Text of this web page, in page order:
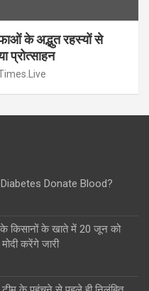
के अद्भुत रहस्यों से
प्रोत्साहन
Donate Blood?
किसानों के खाते में 20 जून को
करेंगे जारी